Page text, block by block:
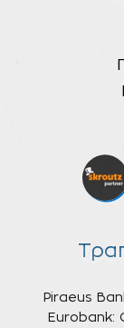
Piraeus
Eurobank: